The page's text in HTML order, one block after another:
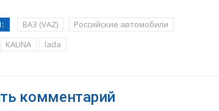
ВАЗ (VAZ)
Российские автомобили
KALINA lada
комментарий